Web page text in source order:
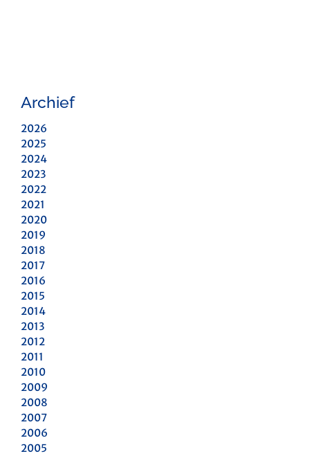
Archief
2026
2025
2024
2023
2022
2021
2020
2019
2018
2017
2016
2015
2014
2013
2012
2011
2010
2009
2008
2007
2006
2005